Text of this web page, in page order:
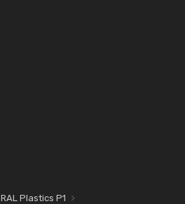
RAL Plastics P1